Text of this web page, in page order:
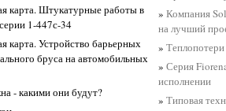
карта. Штукатурные работы в
1-447с-34
карта. Устройство барьерных
бруса на автомобильных
- какими они будут?
»Компания
на лучший
»
»Серия
исполнении
»Типовая